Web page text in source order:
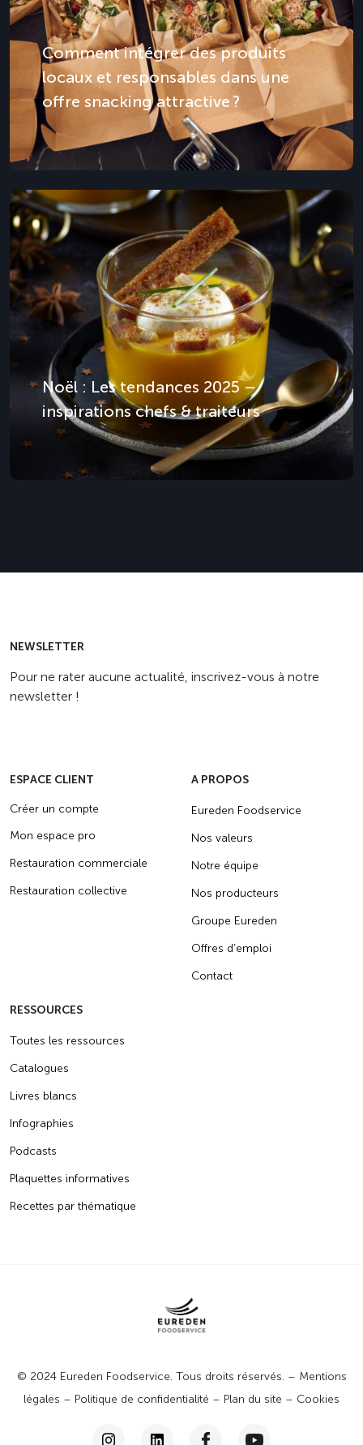
Comment intégrer des produits
locaux et responsables dans une
offre snacking attractive ?
Noël : Les tendances 2025 –
inspirations chefs & traiteurs
NEWSLETTER
Pour ne rater aucune actualité, inscrivez-vous à notre
newsletter !
ESPACE CLIENT
Créer un compte
Mon espace pro
Restauration commerciale
Restauration collective
A PROPOS
Eureden Foodservice
Nos valeurs
Notre équipe
Nos producteurs
Groupe Eureden
Offres d’emploi
Contact
RESSOURCES
Toutes les ressources
Catalogues
Livres blancs
Infographies
Podcasts
Plaquettes informatives
Recettes par thématique
© 2024 Eureden Foodservice. Tous droits réservés. – Mentions
légales – Politique de confidentialité – Plan du site – Cookies